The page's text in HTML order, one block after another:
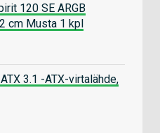
120 SE ARGB
cm Musta 1 kpl
3.1 -ATX-virtalähde,